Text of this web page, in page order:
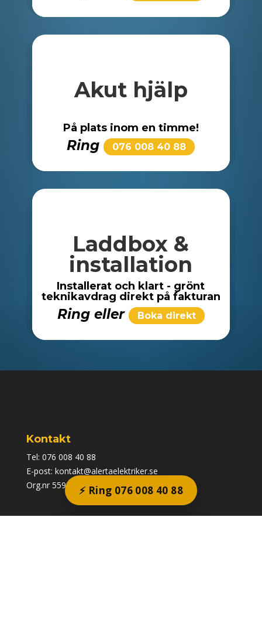
Akut hjälp
På plats inom en timme!
Ring 076 008 40 88
Laddbox &
installation
Installerat och klart - grönt
teknikavdrag direkt på fakturan
Ring eller Boka direkt
Kontakt
Tel: 076 008 40 88
E-post: kontakt@alertaelektriker.se
Org.nr 559327-2171⚡ Ring 076 008 40 88